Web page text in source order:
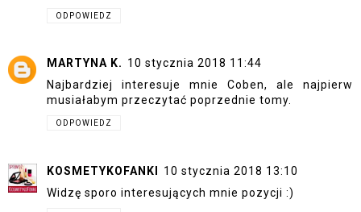
ODPOWIEDZ
MARTYNA K. 10 stycznia 2018 11:44
Najbardziej interesuje mnie Coben, ale najpierw
musiałabym przeczytać poprzednie tomy.
ODPOWIEDZ
KOSMETYKOFANKI 10 stycznia 2018 13:10
Widzę sporo interesujących mnie pozycji :)